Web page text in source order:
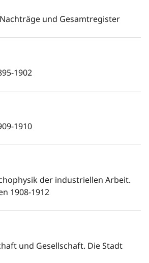
und Gesamtregister
1902
1910
der industriellen Arbeit.
1908-1912
und Gesellschaft. Die Stadt